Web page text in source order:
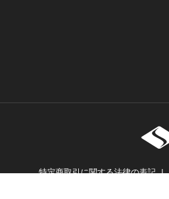
特定商取引に関する法律の表記